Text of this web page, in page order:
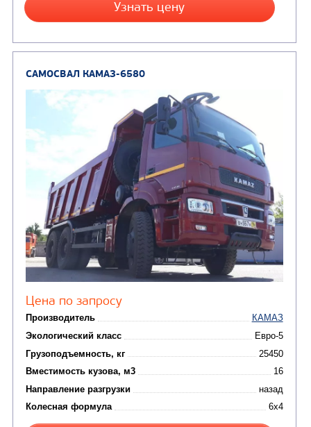
от 5 100 000
Производитель
Экологический класс
Грузоподъемность, кг
Вместимость кузова, м3
Направление разгрузки
Колесная формула
Кредит/Лизинг
САМОСВАЛ КАМАЗ-6520 В НАЛИЧИИ